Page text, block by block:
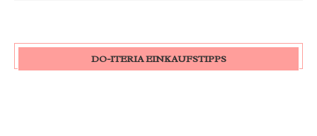
DO-ITERIA EINKAUFSTIPPS